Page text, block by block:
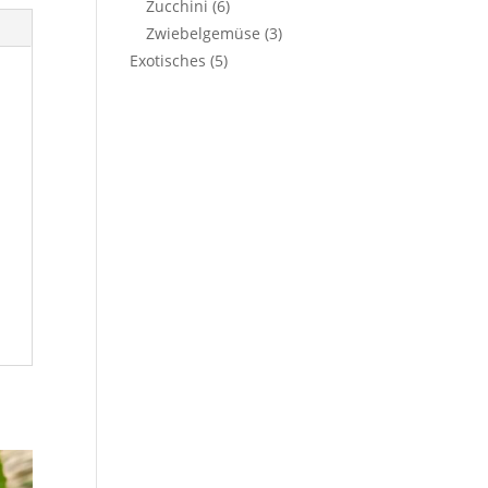
Zucchini (6)
Zwiebelgemüse (3)
Exotisches (5)